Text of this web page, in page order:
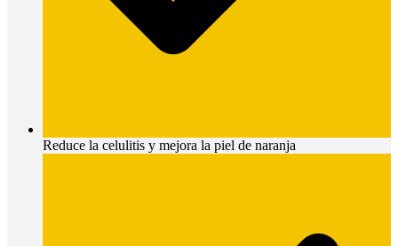
Reduce la celulitis y mejora la piel de naranja